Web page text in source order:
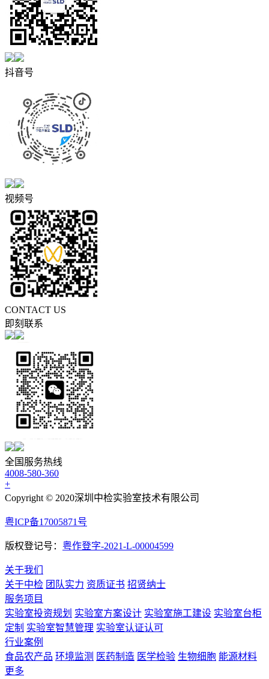
抖音号
视频号
CONTACT US
即刻联系
全国服务热线
4008-580-360
+
Copyright © 2020深圳中检实验室技术有限公司
粤ICP备17005871号
版权登记号： 粤作登字-2021-L-00004599
关于我们
关于中检 团队实力 资质证书 招贤纳士
服务项目
实验室投资规划 实验室方案设计 实验室施工建设 实验室台柜
定制 实验室智慧管理 实验室认证认可
行业案例
食品农产品 环境监测 医药制造 医学检验 生物细胞 能源材料
更多